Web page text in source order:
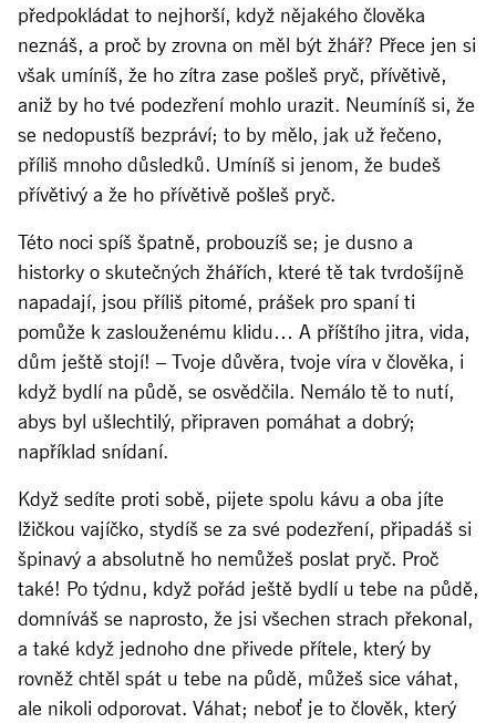
předpokládat to nejhorší, když nějakého člověka
neznáš, a proč by zrovna on měl být žhář? Přece jen si
však umíníš, že ho zítra zase pošleš pryč, přívětivě,
aniž by ho tvé podezření mohlo urazit. Neumíníš si, že
se nedopustíš bezpráví; to by mělo, jak už řečeno,
příliš mnoho důsledků. Umíníš si jenom, že budeš
přívětivý a že ho přívětivě pošleš pryč.
Této noci spíš špatně, probouzíš se; je dusno a
historky o skutečných žhářích, které tě tak tvrdošíjně
napadají, jsou příliš pitomé, prášek pro spaní ti
pomůže k zaslouženému klidu… A příštího jitra, vida,
dům ještě stojí! – Tvoje důvěra, tvoje víra v člověka, i
když bydlí na půdě, se osvědčila. Nemálo tě to nutí,
abys byl ušlechtilý, připraven pomáhat a dobrý;
například snídaní.
Když sedíte proti sobě, pijete spolu kávu a oba jíte
lžičkou vajíčko, stydíš se za své podezření, připadáš si
špinavý a absolutně ho nemůžeš poslat pryč. Proč
také! Po týdnu, když pořád ještě bydlí u tebe na půdě,
domníváš se naprosto, že jsi všechen strach překonal,
a také když jednoho dne přivede přítele, který by
rovněž chtěl spát u tebe na půdě, můžeš sice váhat,
ale nikoli odporovat. Váhat; neboť je to člověk, který